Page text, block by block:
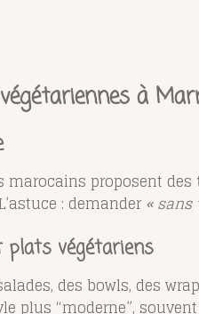
à
marocains proposent des
: demander «
plats végétariens
des bowls, des
plus “moderne”,